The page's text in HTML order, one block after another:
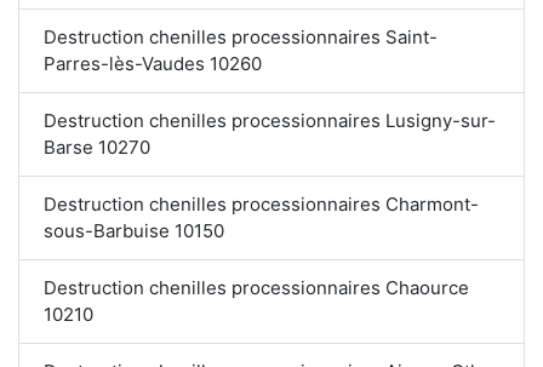
Destruction chenilles processionnaires Saint-
Parres-lès-Vaudes 10260
Destruction chenilles processionnaires Lusigny-sur-
Barse 10270
Destruction chenilles processionnaires Charmont-
sous-Barbuise 10150
Destruction chenilles processionnaires Chaource
10210